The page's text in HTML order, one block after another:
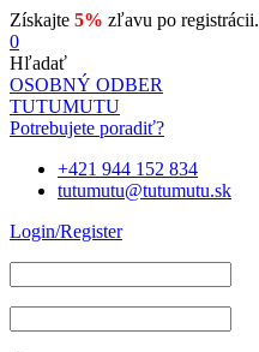
Získajte 5% zľavu po registrácii.
0
Hľadať
OSOBNÝ ODBER
TUTUMUTU
Potrebujete poradiť?
+421 944 152 834
tutumutu@tutumutu.sk
Login/Register